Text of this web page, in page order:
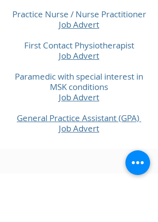
Practice Nurse / Nurse Practitioner
Job Advert
First Contact Physiotherapist
Job Advert
Paramedic with special interest in
MSK conditions
Job Advert
General Practice Assistant (GPA)
Job Advert